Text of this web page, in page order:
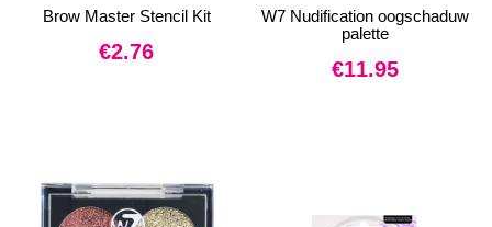
Brow Master Stencil Kit
€2.76
W7 Nudification oogschaduw
palette
€11.95